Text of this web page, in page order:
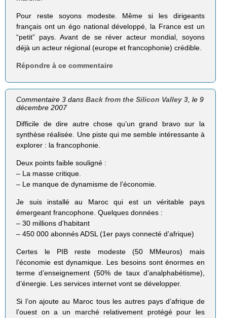
Pour reste soyons modeste. Même si les dirigeants
français ont un égo national développé, la France est un
“petit” pays. Avant de se réver acteur mondial, soyons
déjà un acteur régional (europe et francophonie) crédible.
Répondre à ce commentaire
Commentaire 3 dansBack from the Silicon Valley 3 , le 9
décembre 2007
Difficile de dire autre chose qu’un grand bravo sur la
synthèse réalisée. Une piste qui me semble intéressante à
explorer : la francophonie.
Deux points faible souligné :
– La masse critique.
– Le manque de dynamisme de l’économie.
Je suis installé au Maroc qui est un véritable pays
émergeant francophone. Quelques données :
– 30 millions d’habitant
– 450 000 abonnés ADSL (1er pays connecté d’afrique)
Certes le PIB reste modeste (50 MMeuros) mais
l’économie est dynamique. Les besoins sont énormes en
terme d’enseignement (50% de taux d’analphabétisme),
d’énergie. Les services internet vont se développer.
Si l’on ajoute au Maroc tous les autres pays d’afrique de
l’ouest on a un marché relativement protégé pour les